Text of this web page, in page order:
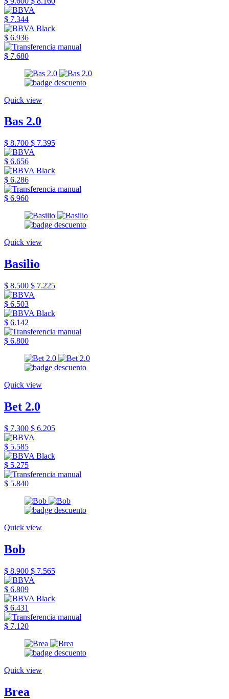
$ 7.344
$ 6.936
$ 7.680
Quick view
Bas 2.0
$ 8.700 $ 7.395
$ 6.656
$ 6.286
$ 6.960
Quick view
Basilio
$ 8.500 $ 7.225
$ 6.503
$ 6.142
$ 6.800
Quick view
Bet 2.0
$ 7.300 $ 6.205
$ 5.585
$ 5.275
$ 5.840
Quick view
Bob
$ 8.900 $ 7.565
$ 6.809
$ 6.431
$ 7.120
Quick view
Brea